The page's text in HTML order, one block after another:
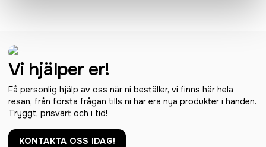
Vi hjälper er!
Få personlig hjälp av oss när ni beställer, vi finns här hela
resan, från första frågan tills ni har era nya produkter i handen.
Tryggt, prisvärt och i tid!
KONTAKTA OSS IDAG!